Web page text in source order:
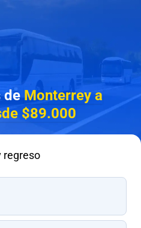
deMonterrey a
$89.000
regreso